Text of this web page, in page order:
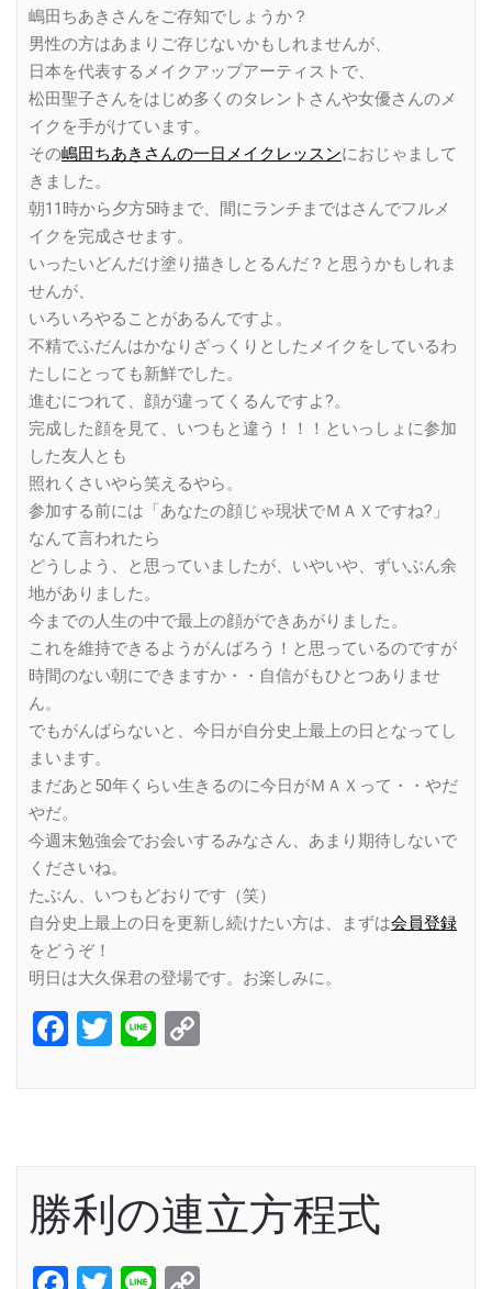
嶋田ちあきさんをご存知でしょうか？
男性の方はあまりご存じないかもしれませんが、
日本を代表するメイクアップアーティストで、
松田聖子さんをはじめ多くのタレントさんや女優さんのメ
イクを手がけています。
その嶋田ちあきさんの一日メイクレッスンにおじゃまして
きました。
朝11時から夕方5時まで、間にランチまではさんでフルメ
イクを完成させます。
いったいどんだけ塗り描きしとるんだ？と思うかもしれま
せんが、
いろいろやることがあるんですよ。
不精でふだんはかなりざっくりとしたメイクをしているわ
たしにとっても新鮮でした。
進むにつれて、顔が違ってくるんですよ?。
完成した顔を見て、いつもと違う！！！といっしょに参加
した友人とも
照れくさいやら笑えるやら。
参加する前には「あなたの顔じゃ現状でＭＡＸですね?」
なんて言われたら
どうしよう、と思っていましたが、いやいや、ずいぶん余
地がありました。
今までの人生の中で最上の顔ができあがりました。
これを維持できるようがんばろう！と思っているのですが
時間のない朝にできますか・・自信がもひとつありませ
ん。
でもがんばらないと、今日が自分史上最上の日となってし
まいます。
まだあと50年くらい生きるのに今日がＭＡＸって・・やだ
やだ。
今週末勉強会でお会いするみなさん、あまり期待しないで
くださいね。
たぶん、いつもどおりです（笑）
自分史上最上の日を更新し続けたい方は、まずは会員登録
をどうぞ！
明日は大久保君の登場です。お楽しみに。
Facebook
Twitter
Line
勝利の連立方程式